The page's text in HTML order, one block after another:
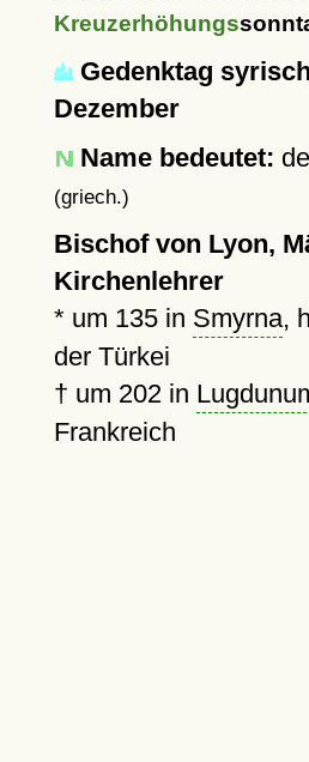
Kreuzerhöhungs
Gedenktag
Dezember
Name bedeutet:
(griech.)
Bischof von Lyon,
Kirchenlehrer
* um 135in Smyrna,
der Türkei
† um 202in
Frankreich